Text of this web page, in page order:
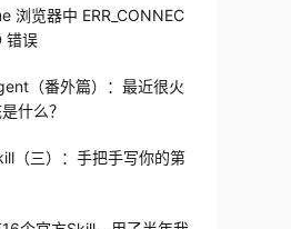
浏览器中 ERR_CONNEC
错误
（番外篇）：最近很火
什么？
（三）：手把手写你的第